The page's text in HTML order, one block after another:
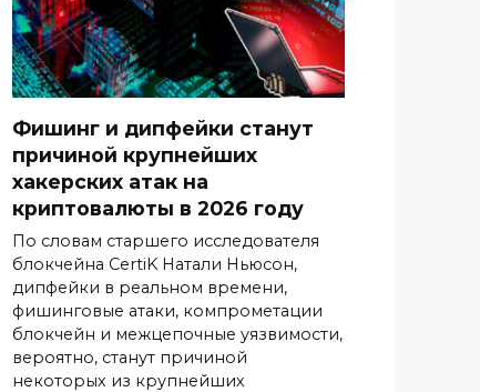
Фишинг и дипфейки станут
причиной крупнейших
хакерских атак на
криптовалюты в 2026 году
По словам старшего исследователя
блокчейна CertiK Натали Ньюсон,
дипфейки в реальном времени,
фишинговые атаки, компрометации
блокчейн и межцепочные уязвимости,
вероятно, станут причиной
некоторых из крупнейших